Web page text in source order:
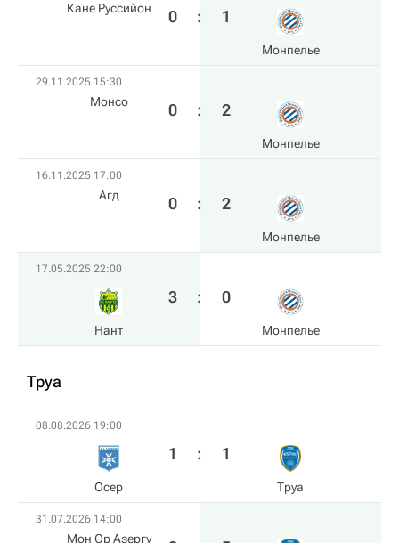
Кане Руссийон 0 : 1
Монпелье
29.11.2025 15:30
Монсо 0 : 2
Монпелье
16.11.2025 17:00
Агд 0 : 2
Монпелье
17.05.2025 22:00
Нант
3 : 0
Монпелье
Труа
08.08.2026 19:00
Осер
1 : 1
Труа
31.07.2026 14:00
Мон Ор Азергу